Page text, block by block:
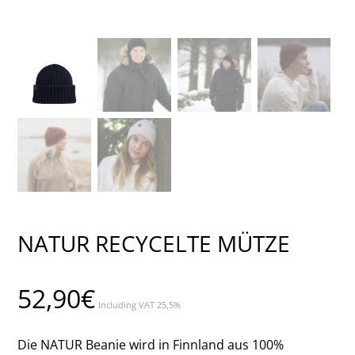
NATUR RECYCELTE MÜTZE
52,90€ Including VAT 25,5%
Die NATUR Beanie wird in Finnland aus 100%